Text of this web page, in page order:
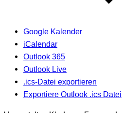
Google Kalender
iCalendar
Outlook 365
Outlook Live
.ics-Datei exportieren
Exportiere Outlook .ics Datei